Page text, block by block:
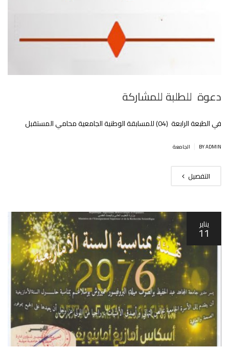
دعوة للطلبة للمشاركة
في الطبعة الرابعة (04) للمسابقة الوطنية الجامعية محامي المستقبل
BY ADMIN الجامعة
التفصيل
يناير
11